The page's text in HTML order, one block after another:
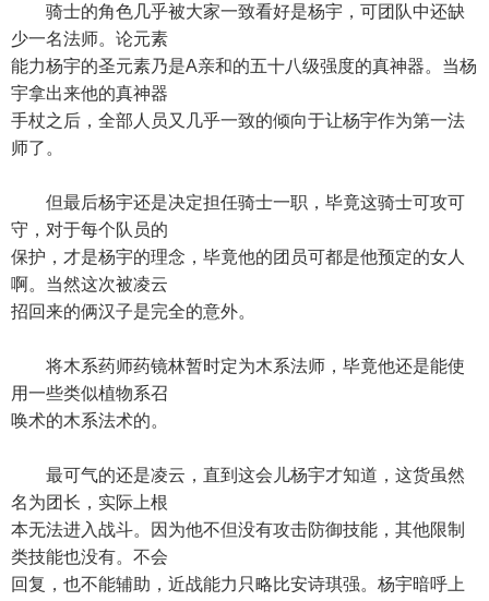
骑士的角色几乎被大家一致看好是杨宇，可团队中还缺
少一名法师。论元素
能力杨宇的圣元素乃是A亲和的五十八级强度的真神器。当杨
宇拿出来他的真神器
手杖之后，全部人员又几乎一致的倾向于让杨宇作为第一法
师了。
但最后杨宇还是决定担任骑士一职，毕竟这骑士可攻可
守，对于每个队员的
保护，才是杨宇的理念，毕竟他的团员可都是他预定的女人
啊。当然这次被凌云
招回来的俩汉子是完全的意外。
将木系药师药镜林暂时定为木系法师，毕竟他还是能使
用一些类似植物系召
唤术的木系法术的。
最可气的还是凌云，直到这会儿杨宇才知道，这货虽然
名为团长，实际上根
本无法进入战斗。因为他不但没有攻击防御技能，其他限制
类技能也没有。不会
回复，也不能辅助，近战能力只略比安诗琪强。杨宇暗呼上